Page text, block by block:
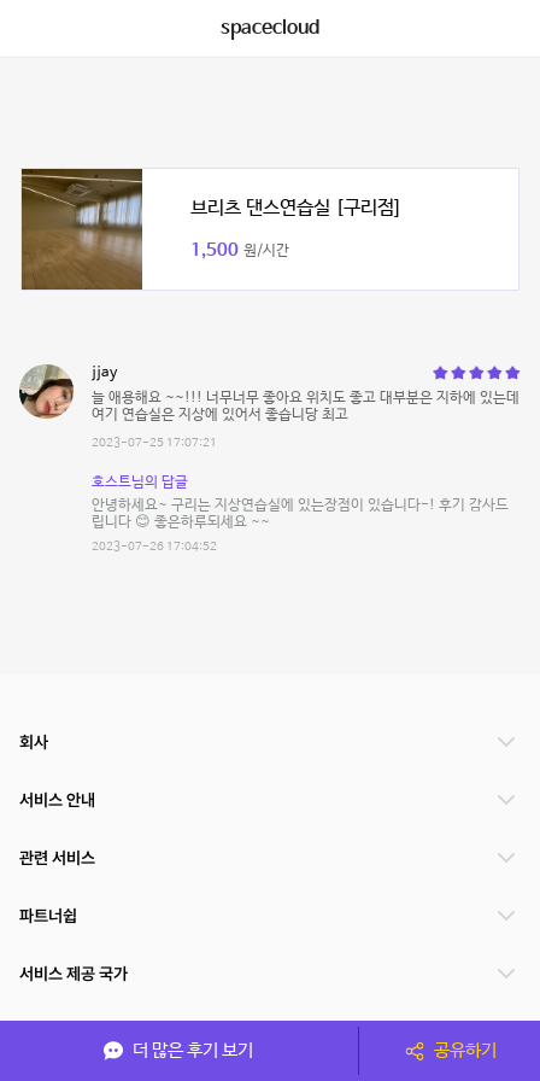
spacecloud
브리츠 댄스연습실 [구리점]
1,500 원/시간
jjay
늘 애용해요 ~~!!! 너무너무 좋아요 위치도 좋고 대부분은 지하에 있는데
여기 연습실은 지상에 있어서 좋습니당 최고
2023-07-25 17:07:21
호스트님의 답글
안녕하세요~ 구리는 지상연습실에 있는장점이 있습니다-! 후기 감사드
립니다 😊 좋은하루되세요 ~~
2023-07-26 17:04:52
더 많은 후기 보기 공유하기
회사
서비스 안내
관련 서비스
파트너쉽
서비스 제공 국가
(주)NSPACE 사업자정보